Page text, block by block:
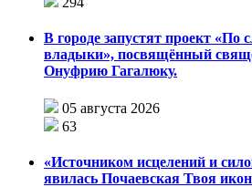
В городе запустят проект «По
владыки», посвящённый
Онуфрию Гагалюку.
05 августа 2026
63
«Источником исцелений и
явилась Почаевская Твоя